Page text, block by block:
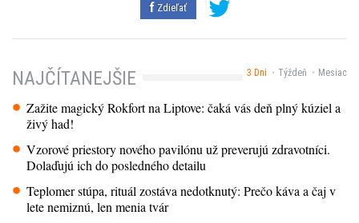
Zdieľať
3 Dni Týždeň Mesiac
NAJČÍTANEJŠIE
Zažite magický Rokfort na Liptove: čaká vás deň plný kúziel a
živý had!
Vzorové priestory nového pavilónu už preverujú zdravotníci.
Dolaďujú ich do posledného detailu
Teplomer stúpa, rituál zostáva nedotknutý: Prečo káva a čaj v
lete nemiznú, len menia tvár